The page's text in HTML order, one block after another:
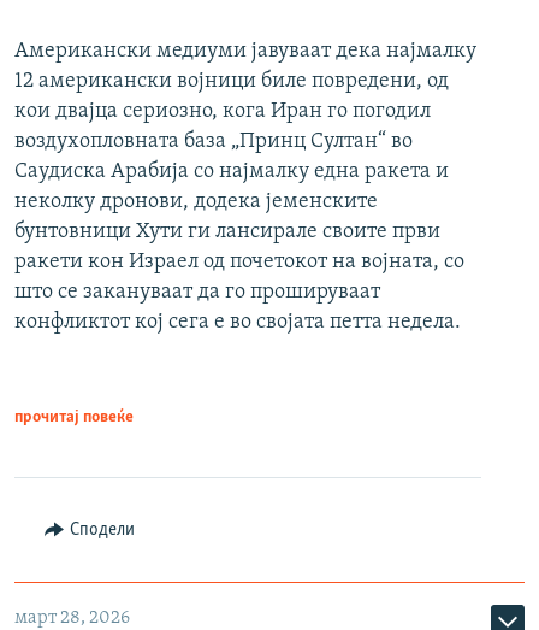
Американски медиуми јавуваат дека најмалку
12 американски војници биле повредени, од
кои двајца сериозно, кога Иран го погодил
воздухопловната база „Принц Султан“ во
Саудиска Арабија со најмалку една ракета и
неколку дронови, додека јеменските
бунтовници Хути ги лансирале своите први
ракети кон Израел од почетокот на војната, со
што се закануваат да го прошируваат
конфликтот кој сега е во својата петта недела.
прочитај повеќе
Сподели
март 28, 2026